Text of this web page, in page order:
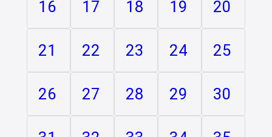
16 17 18 19 20
21 22 23 24 25
26 27 28 29 30